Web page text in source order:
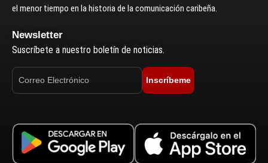
el menor tiempo en la historia de la comunicación caribeña.
Newsletter
Suscríbete a nuestro boletín de noticias.
Inscríbeme